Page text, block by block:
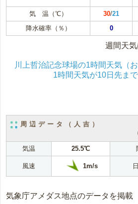
気 温（℃） 30/21
降水確率（％）
0
週間天気
川上哲治記念球場の1時間天気（
1時間天気が10日先ま
周辺データ（人吉）
気温 25.5℃
風速 1m/s
気象庁アメダス地点のデータを掲載